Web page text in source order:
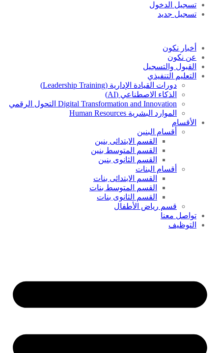
تسجيل الدخول
تسجيل جديد
أخبار نكون
عن نكون
القبول والتسجيل
التعليم التنفيذي
دورات القيادة الإدارية (Leadership Training)
الذكاء الاصطناعي (AI)
Digital Transformation and Innovation التحول الرقمي
الموارد البشرية Human Resources
الأقسام
أقسام البنين
القسم الابتدائى بنين
القسم المتوسط بنين
القسم الثانوى بنين
أقسام البنات
القسم الابتدائى بنات
القسم المتوسط بنات
القسم الثانوى بنات
قسم رياض الأطفال
تواصل معنا
التوظيف